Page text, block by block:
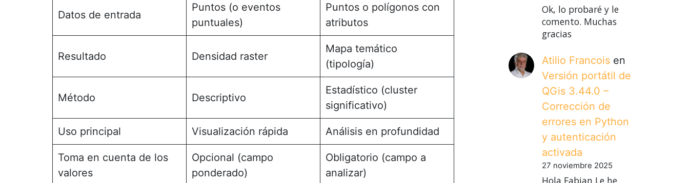
Datos de entrada
Puntos (o eventos
puntuales)
Puntos o polígonos con
atributos
Resultado Densidad raster
Mapa temático
(tipología)
Método Descriptivo
Estadístico (cluster
significativo)
Uso principal Visualización rápida Análisis en profundidad
Toma en cuenta de los
valores
Opcional (campo
ponderado)
Obligatorio (campo a
analizar)
Ok, lo probaré y le
comento. Muchas
gracias
Atilio Francois en
Versión portátil de
QGis 3.44.0 –
Corrección de
errores en Python
y autenticación
activada
27 noviembre 2025
Hola Fabian Le he